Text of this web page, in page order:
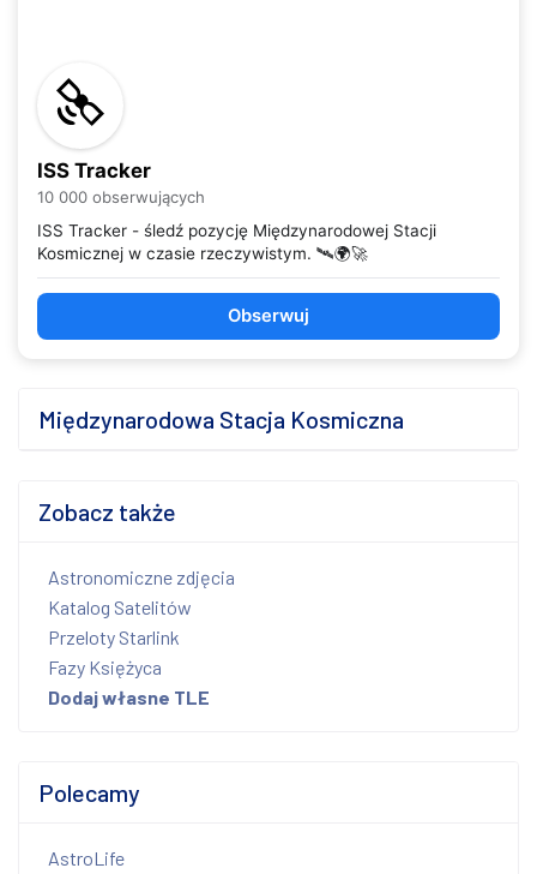
ISS Tracker
10 000 obserwujących
ISS Tracker - śledź pozycję Międzynarodowej Stacji
Kosmicznej w czasie rzeczywistym. 🛰️🌍🚀
Obserwuj
Międzynarodowa Stacja Kosmiczna
Zobacz także
Astronomiczne zdjęcia
Katalog Satelitów
Przeloty Starlink
Fazy Księżyca
Dodaj własne TLE
Polecamy
AstroLife